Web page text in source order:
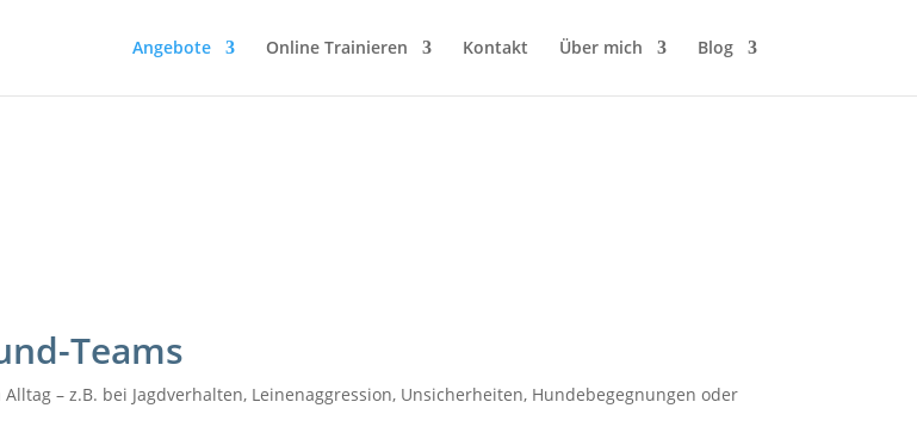
Angebote Online Trainieren Kontakt Über mich Blog
Teams
– z.B. bei Jagdverhalten, Leinenaggression, Unsicherheiten, Hundebegegnungen oder